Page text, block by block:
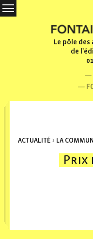
Le pôle
de
ACTUALITÉ > LA
Prix